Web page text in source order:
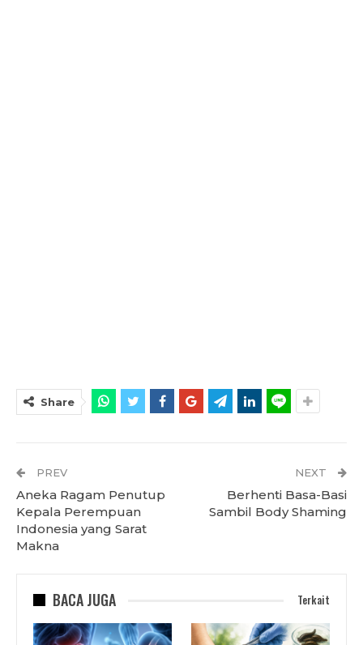
Share
PREV
Aneka Ragam Penutup
Kepala Perempuan
Indonesia yang Sarat
Makna
NEXT
Berhenti Basa-Basi
Sambil Body Shaming
BACA JUGA Terkait